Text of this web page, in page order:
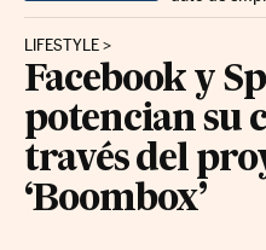
LIFESTYLE
Facebook y
potencian su
través del
‘Boombox’